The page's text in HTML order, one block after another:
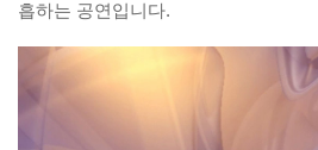
흡하는 공연입니다.